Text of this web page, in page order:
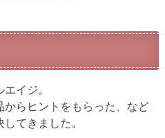
イジ。
らヒントをもらった、など
てきました。